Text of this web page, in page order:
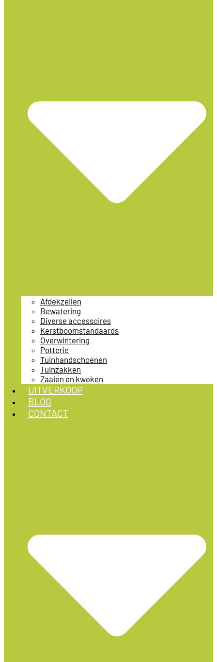
Afdekzeilen
Bewatering
Diverse accessoires
Kerstboomstandaards
Overwintering
Potterie
Tuinhandschoenen
Tuinzakken
Zaaien en kweken
UITVERKOOP
BLOG
CONTACT